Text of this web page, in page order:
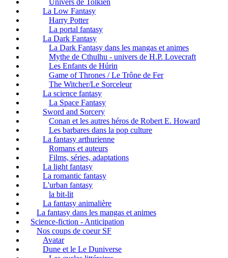
La Low Fantasy
Harry Potter
La portal fantasy
La Dark Fantasy
La Dark Fantasy dans les mangas et animes
Mythe de Cthulhu - univers de H.P. Lovecraft
Les Enfants de Húrin
Game of Thrones / Le Trône de Fer
The Witcher/Le Sorceleur
La science fantasy
La Space Fantasy
Sword and Sorcery
Conan et les autres héros de Robert E. Howard
Les barbares dans la pop culture
La fantasy arthurienne
Romans et auteurs
Films, séries, adaptations
La light fantasy
La romantic fantasy
L'urban fantasy
la bit-lit
La fantasy animalière
La fantasy dans les mangas et animes
Science-fiction - Anticipation
Nos coups de coeur SF
Avatar
Dune et le Le Duniverse